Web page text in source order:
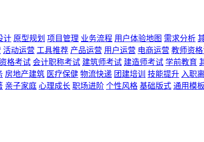
计 原型规划 项目管理 业务流程 用户体验地图 需求分析
活动运营 工具推荐 产品运营 用户运营 电商运营 教师资
格考试 会计职称考试 建筑师考试 建造师考试 学前教育
房地产建筑 医疗保健 物流快递 团建培训 技能提升 入职
亲子家庭 心理成长 职场进阶 个性风格 基础版式 通用模板